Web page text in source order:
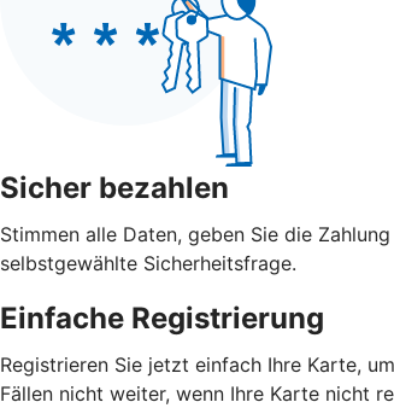
Sicher bezahlen
Stimmen alle Daten, geben Sie die
selbstgewählte Sicherheitsfrage.
Einfache Registrierung
Registrieren Sie jetzt einfach Ihre Karte,
Fällen nicht weiter, wenn Ihre Karte nicht